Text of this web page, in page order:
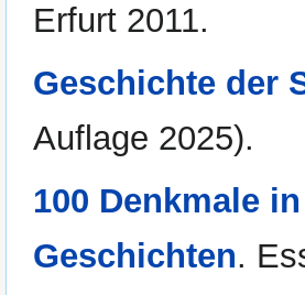
Erfurt 2011.
Geschichte der
Auflage 2025).
100 Denkmale
Geschichten.